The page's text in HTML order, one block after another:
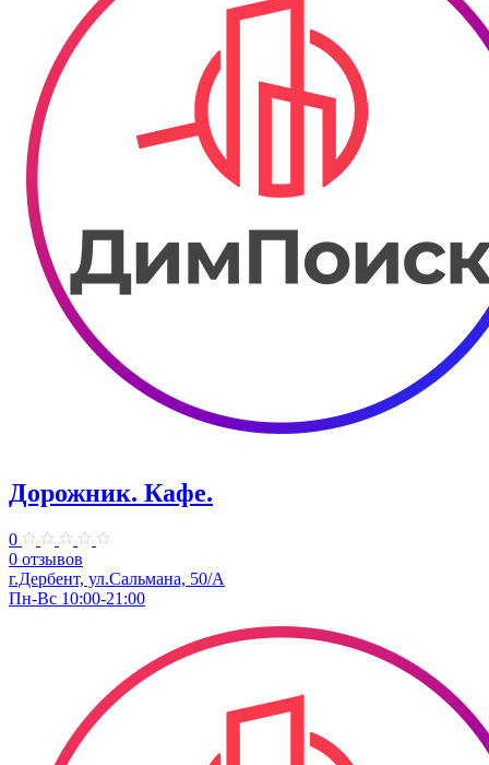
Дорожник. Кафе.
0
0 отзывов
г.Дербент, ул.Сальмана, 50/А
Пн-Вс 10:00-21:00